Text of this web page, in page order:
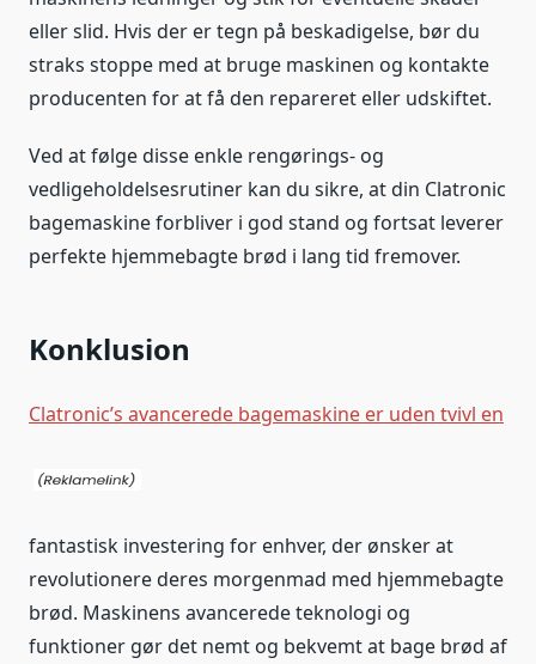
eller slid. Hvis der er tegn på beskadigelse, bør du
straks stoppe med at bruge maskinen og kontakte
producenten for at få den repareret eller udskiftet.
Ved at følge disse enkle rengørings- og
vedligeholdelsesrutiner kan du sikre, at din Clatronic
bagemaskine forbliver i god stand og fortsat leverer
perfekte hjemmebagte brød i lang tid fremover.
Konklusion
Clatronic’s avancerede bagemaskine er uden tvivl en
fantastisk investering for enhver, der ønsker at
revolutionere deres morgenmad med hjemmebagte
brød. Maskinens avancerede teknologi og
funktioner gør det nemt og bekvemt at bage brød af